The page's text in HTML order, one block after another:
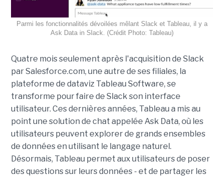
Parmi les fonctionnalités dévoilées mêlant Slack et Tableau, il y a
Ask Data in Slack. (Crédit Photo: Tableau)
Quatre mois seulement après l'acquisition de Slack
par Salesforce.com, une autre de ses filiales, la
plateforme de dataviz Tableau Software, se
transforme pour faire de Slack son interface
utilisateur. Ces dernières années, Tableau a mis au
point une solution de chat appelée Ask Data, où les
utilisateurs peuvent explorer de grands ensembles
de données en utilisant le langage naturel.
Désormais, Tableau permet aux utilisateurs de poser
des questions sur leurs données - et de partager les